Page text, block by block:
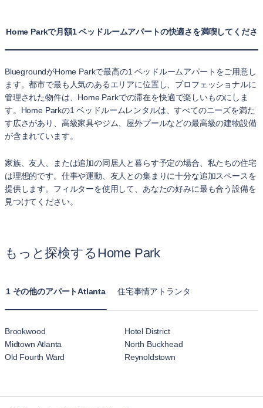
Home Parkで月額1 ベッドルームアパートの快適さを満喫してくださ
BluegroundがHome Parkで最高の1 ベッドルームアパートをご用意し
ます。都市で最も人気のあるエリアに位置し、プロフェッショナルに
管理された物件は、Home Parkでの滞在を快適で楽しいものにしま
す。Home Parkの1 ベッドルームレンタルは、すべてのニーズを満た
す広さがあり、高級家具やジム、屋外プールなどの最高級の建物設備
が含まれています。
家族、友人、または追加の同居人と暮らす予定の場合、私たちの住宅
は理想的です。仕事や運動、友人との集まりに十分な追加スペースを
提供します。フィルターを使用して、あなたの好みに最も合う設備を
見つけてください。
もっと探検するHome Park
1 その他のアパートAtlanta 住宅事情アトランタ
Brookwood
Hotel District
Midtown Atlanta
North Buckhead
Old Fourth Ward
Reynoldstown